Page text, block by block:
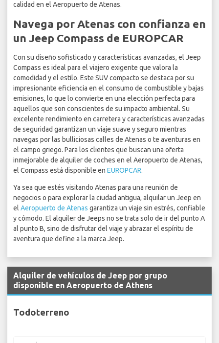
calidad en el Aeropuerto de Atenas.
Navega por Atenas con confianza en
un Jeep Compass de EUROPCAR
Con su diseño sofisticado y características avanzadas, el Jeep
Compass es ideal para el viajero exigente que valora la
comodidad y el estilo. Este SUV compacto se destaca por su
impresionante eficiencia en el consumo de combustible y bajas
emisiones, lo que lo convierte en una elección perfecta para
aquellos que son conscientes de su impacto ambiental. Su
excelente rendimiento en carretera y características avanzadas
de seguridad garantizan un viaje suave y seguro mientras
navegas por las bulliciosas calles de Atenas o te aventuras en
el campo griego. Para los clientes que buscan una oferta
inmejorable de alquiler de coches en el Aeropuerto de Atenas,
el Compass está disponible en EUROPCAR.
Ya sea que estés visitando Atenas para una reunión de
negocios o para explorar la ciudad antigua, alquilar un Jeep en
el Aeropuerto de Atenas garantiza un viaje sin estrés, confiable
y cómodo. El alquiler de Jeeps no se trata solo de ir del punto A
al punto B, sino de disfrutar del viaje y abrazar el espíritu de
aventura que define a la marca Jeep.
Alquiler de vehículos de Jeep por grupo
disponible en Aeropuerto de Athens
Todoterreno